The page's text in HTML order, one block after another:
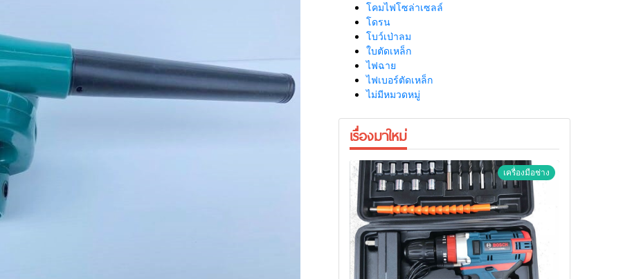
โคมไฟโซล่าเซลล์
โดรน
โบว์เป่าลม
ใบตัดเหล็ก
ไฟฉาย
ไฟเบอร์ตัดเหล็ก
ไม่มีหมวดหมู่
เรื่องมาใหม่
เครื่องมือช่าง